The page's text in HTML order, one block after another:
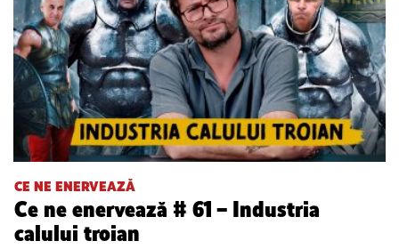
CE NE ENERVEAZĂ
Ce ne enervează # 61 – Industria
calului troian